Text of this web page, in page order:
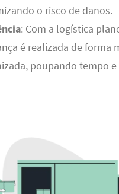
o risco de danos.
: Com a logística
é realizada de forma
poupando tempo e